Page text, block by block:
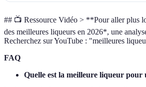
## 📺 Ressource Vidéo > **Pour aller plus
des meilleures liqueurs en 2026*, une
Recherchez sur YouTube : "meilleures
FAQ
Quelle est la meilleure liqueur pour